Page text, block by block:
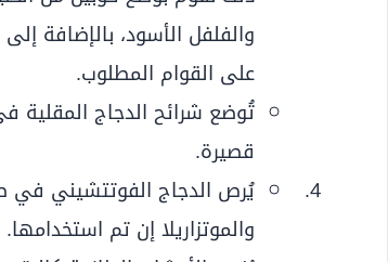
والفلفل الأسود، بالإضافة
على القوام المطلوب.
تُوضع شرائح الدجاج
قصيرة.
يُرص الدجاج الفوتتشيني في
والموتزاريلا إن تم استخدامها.